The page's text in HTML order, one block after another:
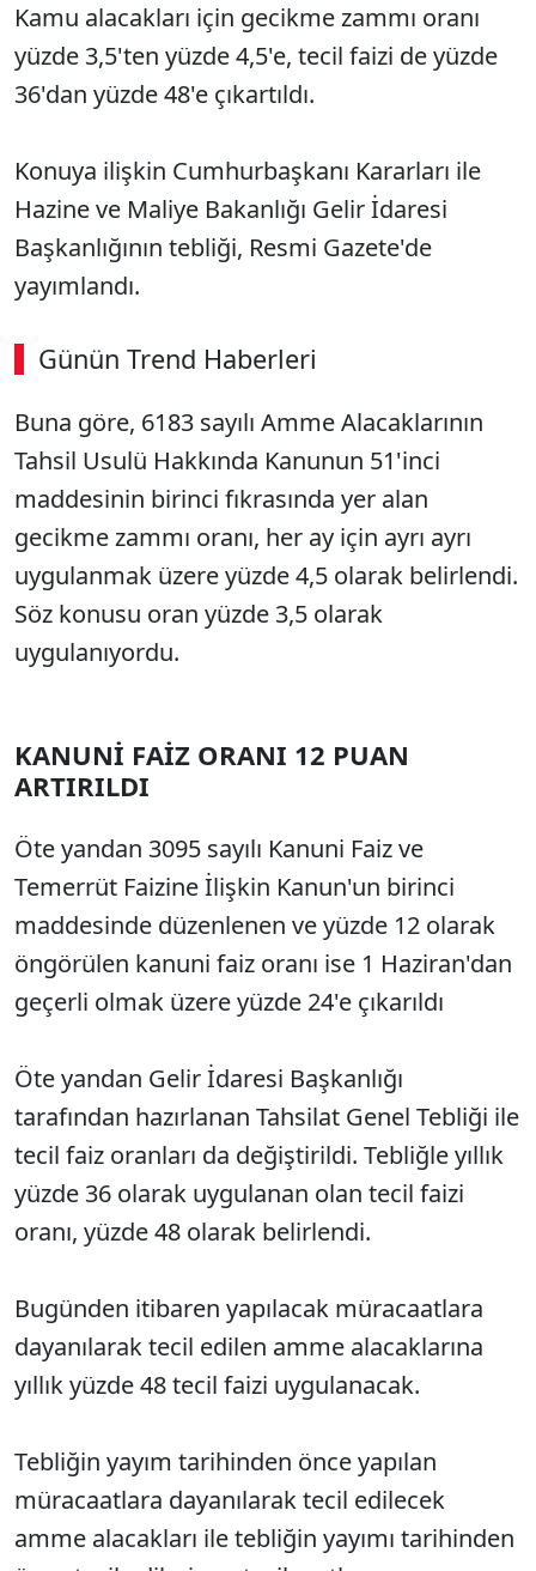
Kamu alacakları için gecikme zammı oranı
yüzde 3,5'ten yüzde 4,5'e, tecil faizi de yüzde
36'dan yüzde 48'e çıkartıldı.
Konuya ilişkin Cumhurbaşkanı Kararları ile
Hazine ve Maliye Bakanlığı Gelir İdaresi
Başkanlığının tebliği, Resmi Gazete'de
yayımlandı.
Günün Trend Haberleri
00:02 / 08:15
Sesi Aç
Buna göre, 6183 sayılı Amme Alacaklarının
Tahsil Usulü Hakkında Kanunun 51'inci
maddesinin birinci fıkrasında yer alan
gecikme zammı oranı, her ay için ayrı ayrı
uygulanmak üzere yüzde 4,5 olarak belirlendi.
Söz konusu oran yüzde 3,5 olarak
uygulanıyordu.
KANUNİ FAİZ ORANI 12 PUAN
ARTIRILDI
Öte yandan 3095 sayılı Kanuni Faiz ve
Temerrüt Faizine İlişkin Kanun'un birinci
maddesinde düzenlenen ve yüzde 12 olarak
öngörülen kanuni faiz oranı ise 1 Haziran'dan
geçerli olmak üzere yüzde 24'e çıkarıldı
Öte yandan Gelir İdaresi Başkanlığı
tarafından hazırlanan Tahsilat Genel Tebliği ile
tecil faiz oranları da değiştirildi. Tebliğle yıllık
yüzde 36 olarak uygulanan olan tecil faizi
oranı, yüzde 48 olarak belirlendi.
Bugünden itibaren yapılacak müracaatlara
dayanılarak tecil edilen amme alacaklarına
yıllık yüzde 48 tecil faizi uygulanacak.
Tebliğin yayım tarihinden önce yapılan
müracaatlara dayanılarak tecil edilecek
amme alacakları ile tebliğin yayımı tarihinden